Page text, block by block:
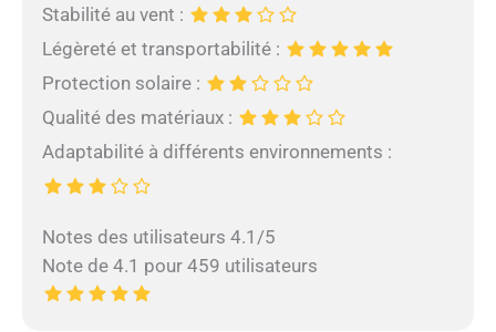
Stabilité au vent :
Légèreté et transportabilité :
Protection solaire :
Qualité des matériaux :
Adaptabilité à différents environnements :
Notes des utilisateurs 4.1/5
Note de 4.1 pour 459 utilisateurs